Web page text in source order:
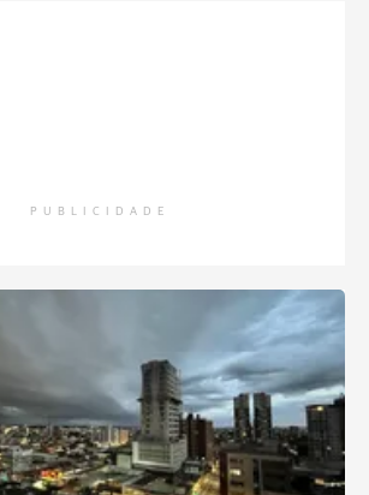
PUBLICIDADE